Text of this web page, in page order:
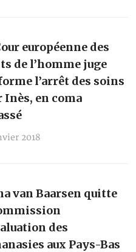
européenne des
de l’homme juge
l’arrêt des soins
Inès, en coma
2018
van Baarsen quitte
des
aux Pays-Bas